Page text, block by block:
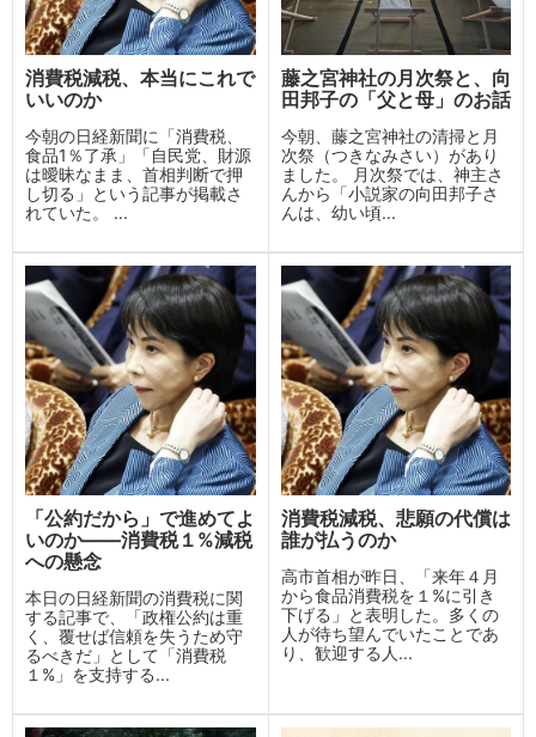
消費税減税、本当にこれで
いいのか
今朝の日経新聞に「消費税、
食品1％了承」「自民党、財源
は曖昧なまま、首相判断で押
し切る」という記事が掲載さ
れていた。 ...
藤之宮神社の月次祭と、向
田邦子の「父と母」のお話
今朝、藤之宮神社の清掃と月
次祭（つきなみさい）があり
ました。 月次祭では、神主さ
んから「小説家の向田邦子さ
んは、幼い頃...
「公約だから」で進めてよ
いのか——消費税１%減税
への懸念
本日の日経新聞の消費税に関
する記事で、「政権公約は重
く、覆せば信頼を失うため守
るべきだ」として「消費税
１%」を支持する...
消費税減税、悲願の代償は
誰が払うのか
高市首相が昨日、「来年４月
から食品消費税を１%に引き
下げる」と表明した。多くの
人が待ち望んでいたことであ
り、歓迎する人...